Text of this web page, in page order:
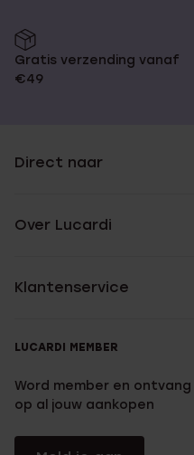
Gratis verzending vanaf
€49
Direct naar
Over Lucardi
Klantenservice
LUCARDI MEMBER
Word member en
op al jouw aankopen